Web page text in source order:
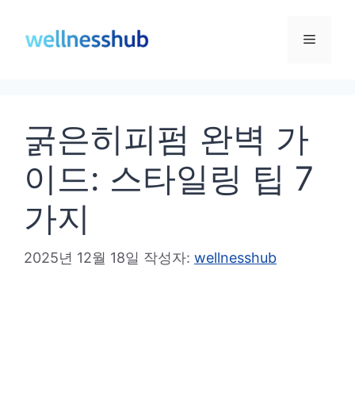
메
굵은히피펌 완벽 가
이드: 스타일링 팁 7
가지
2025년 12월 18일 작성자: wellnesshub